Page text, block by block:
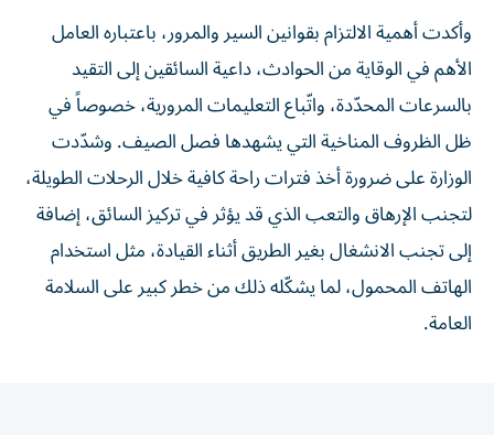
وأكدت أهمية الالتزام بقوانين السير والمرور، باعتباره العامل
الأهم في الوقاية من الحوادث، داعية السائقين إلى التقيد
بالسرعات المحدّدة، واتّباع التعليمات المرورية، خصوصاً في
ظل الظروف المناخية التي يشهدها فصل الصيف. وشدّدت
الوزارة على ضرورة أخذ فترات راحة كافية خلال الرحلات الطويلة،
لتجنب الإرهاق والتعب الذي قد يؤثر في تركيز السائق، إضافة
إلى تجنب الانشغال بغير الطريق أثناء القيادة، مثل استخدام
الهاتف المحمول، لما يشكّله ذلك من خطر كبير على السلامة
العامة.